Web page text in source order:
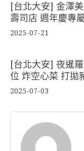
[台北大安] 金澤
壽司店 週年慶專
2025-07-21
[台北大安] 夜暹
位 炸空心菜 打拋
2025-07-03